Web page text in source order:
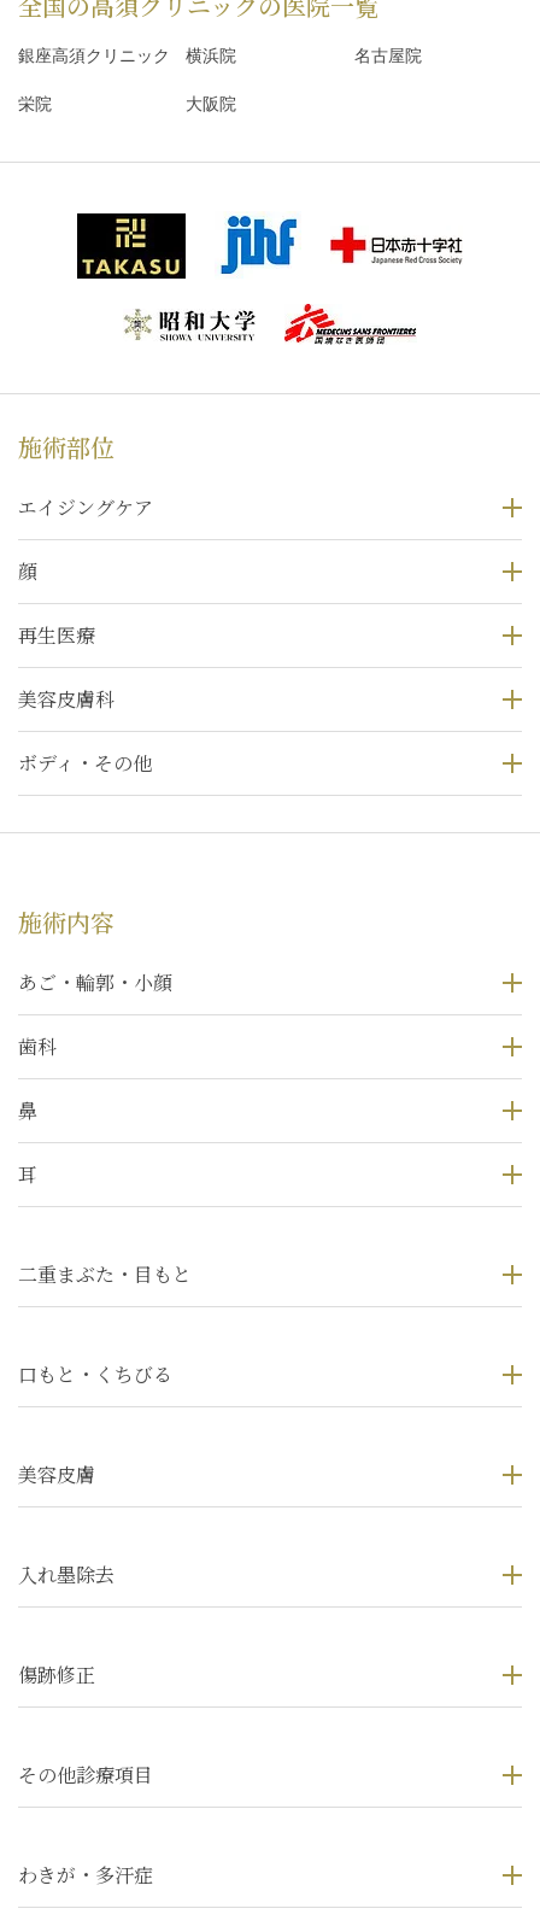
銀座高須クリニック 横浜院 名古屋院
栄院 大阪院
施術部位
エイジングケア
顔
再生医療
美容皮膚科
ボディ・その他
施術内容
あご・輪郭・小顔
歯科
鼻
耳
二重まぶた・目もと
口もと・くちびる
美容皮膚
入れ墨除去
傷跡修正
その他診療項目
わきが・多汗症